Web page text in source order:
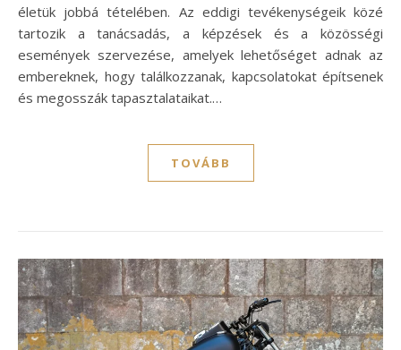
életük jobbá tételében. Az eddigi tevékenységeik közé
tartozik a tanácsadás, a képzések és a közösségi
események szervezése, amelyek lehetőséget adnak az
embereknek, hogy találkozzanak, kapcsolatokat építsenek
és megosszák tapasztalataikat.…
TOVÁBB